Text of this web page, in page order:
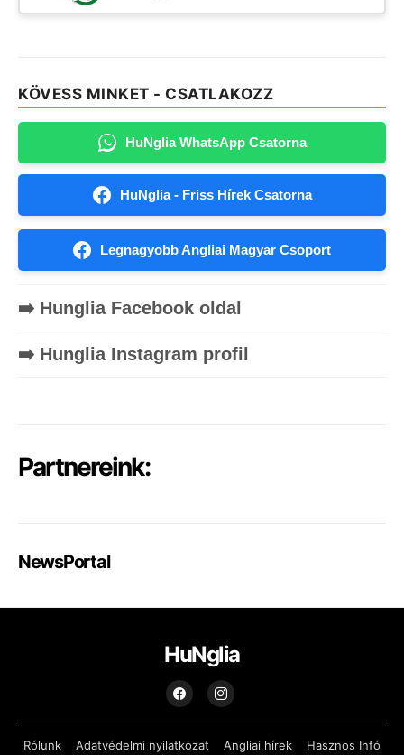
KÖVESS MINKET - CSATLAKOZZ
HuNglia WhatsApp Csatorna
HuNglia - Friss Hírek Csatorna
Legnagyobb Angliai Magyar Csoport
➡️ Hunglia Facebook oldal
➡️ Hunglia Instagram profil
Partnereink:
NewsPortal
HuNglia
Rólunk Adatvédelmi nyilatkozat Angliai hírek
Hasznos Infó